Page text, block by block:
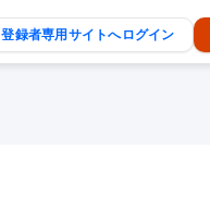
登録者専用サイトへログイン